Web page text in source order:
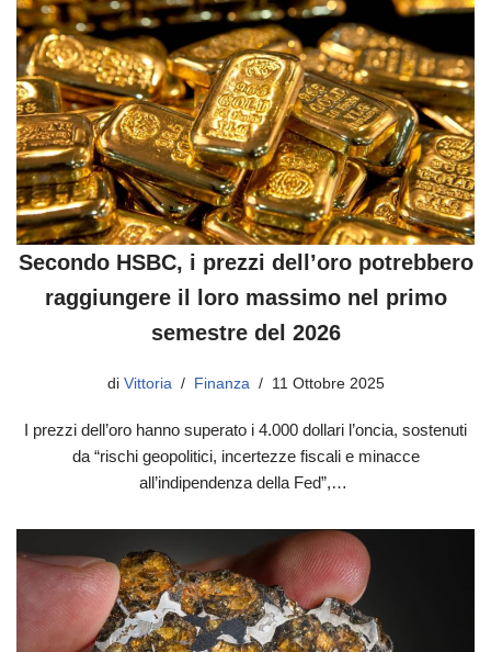
Secondo HSBC, i prezzi dell’oro potrebbero
raggiungere il loro massimo nel primo
semestre del 2026
di Vittoria Finanza 11 Ottobre 2025
I prezzi dell’oro hanno superato i 4.000 dollari l’oncia, sostenuti
da “rischi geopolitici, incertezze fiscali e minacce
all’indipendenza della Fed”,…